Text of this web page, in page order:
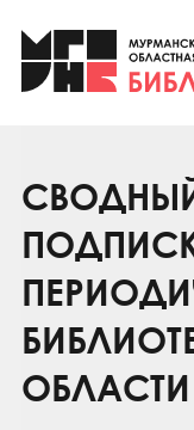
Клуб
Клуб
Контакты
ОБЛАСТИ